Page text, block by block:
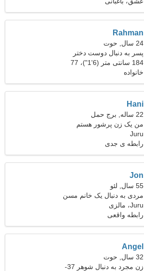
Rahman
24 سال, حوت
پسر به دنبال دوست دختر
است
184 سانتی متر (6'1")، 77
کیلوگرم (169 پوند)
خانواده
Hani
22 ساله, برج حمل
من یک زن پرشور هستم
Juru
رابطه ی جدی
Jon
55 سال, لئو
مردی به دنبال یک خانم مسن
47-50
Juru، مالزی
رابطه واقعی
Angel
32 سال, حوت
زن مجرد به دنبال شوهر 37-